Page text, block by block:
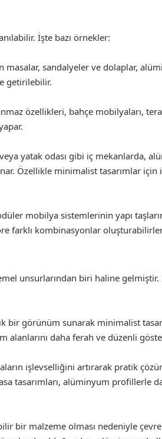
İşte bazı örnekler:
sandalyeler ve dolaplar,
getirilebilir.
özellikleri, bahçe mobilyaları,
yatak odası gibi iç mekanlarda,
Özellikle minimalist tasarımlar için
mobilya sistemlerinin yapı
farklı kombinasyonlar
unsurlarından biri haline gelmiştir.
görünüm sunarak minimalist
alanlarını daha ferah ve düzenli
işlevselliğini artırarak pratik
tasarımları, alüminyum profillerle
bir malzeme olması nedeniyle